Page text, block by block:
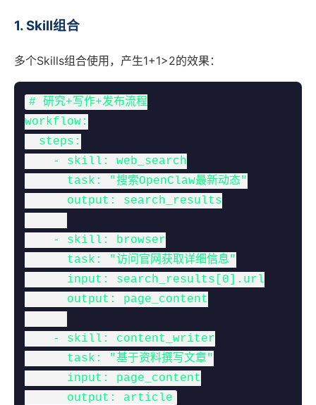
1. Skill组合
多个Skills组合使用，产生1+1>2的效果：
# 研究+写作+发布流程
workflow:
  steps:
    - skill: web_search
      task: "搜索OpenClaw最新动态"
      output: search_results
    - skill: browser
      task: "访问官网获取详细信息"
      input: search_results[0].url
      output: page_content
    - skill: content_writer
      task: "基于资料撰写文章"
      input: page_content
      output: article